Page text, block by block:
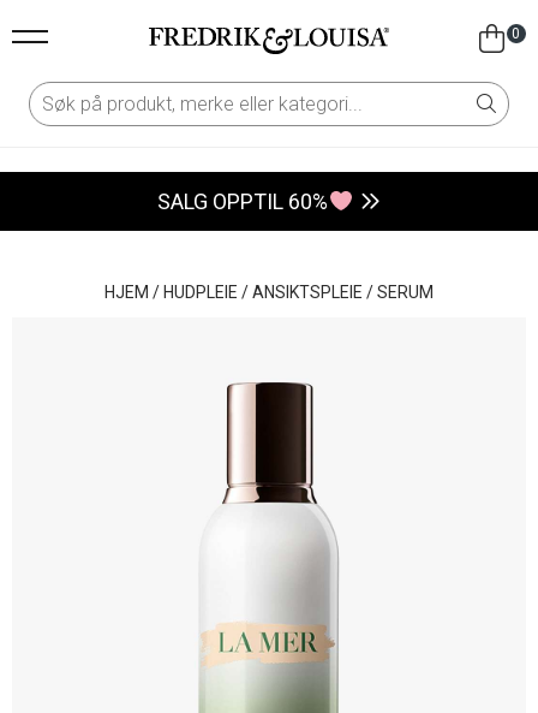
0
SALG OPPTIL 60%
HJEM / HUDPLEIE /ANSIKTSPLEIE /SERUM